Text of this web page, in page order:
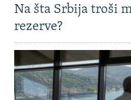
Na šta Srbija troši
rezerve?